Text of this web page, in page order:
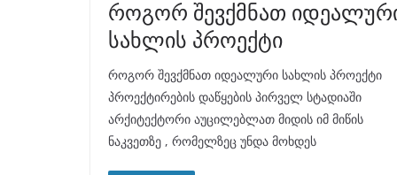
როგორ შევქმნათ
სახლის პროექტი
როგორ შევქმნათ იდეალური სახლის პროექტი
პროექტირების დაწყების პირველ სტადიაში
არქიტექტორი აუცილებლათ მიდის იმ მიწის
ნაკვეთზე , რომელზეც უნდა მოხდეს